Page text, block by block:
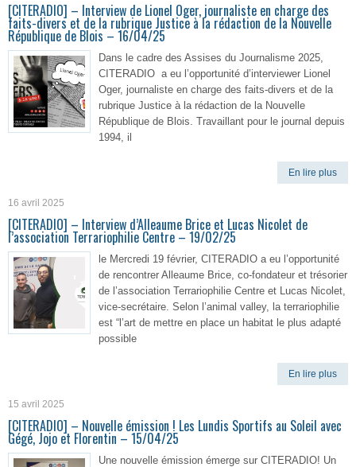
[CITERADIO] – Interview de Lionel Oger, journaliste en charge des
faits-divers et de la rubrique Justice à la rédaction de la Nouvelle
République de Blois – 16/04/25
Dans le cadre des Assises du Journalisme 2025,
CITERADIO a eu l’opportunité d’interviewer Lionel
Oger, journaliste en charge des faits-divers et de la
rubrique Justice à la rédaction de la Nouvelle
République de Blois. Travaillant pour le journal depuis
1994, il
En lire plus
16 avril 2025
[CITERADIO] – Interview d’Alleaume Brice et Lucas Nicolet de
l’association Terrariophilie Centre – 19/02/25
le Mercredi 19 février, CITERADIO a eu l’opportunité
de rencontrer Alleaume Brice, co-fondateur et trésorier
de l’association Terrariophilie Centre et Lucas Nicolet,
vice-secrétaire. Selon l’animal valley, la terrariophilie
est “l’art de mettre en place un habitat le plus adapté
possible
En lire plus
15 avril 2025
[CITERADIO] – Nouvelle émission ! Les Lundis Sportifs au Soleil avec
Gégé, Jojo et Florentin – 15/04/25
Une nouvelle émission émerge sur CITERADIO! Un